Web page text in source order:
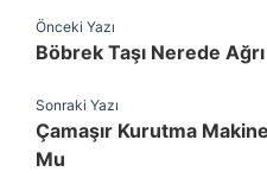
Önceki Yazı
Böbrek Taşı Nerede
Sonraki Yazı
Çamaşır Kurutma
Mu